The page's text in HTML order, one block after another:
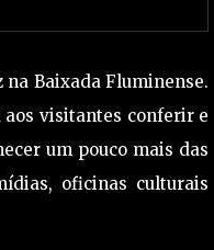
na Baixada Fluminense.
aos visitantes conferir e
um pouco mais das
oficinas culturais